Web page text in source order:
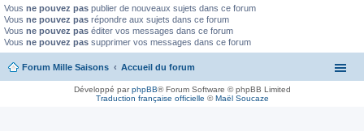
Vous ne pouvez pas publier de nouveaux sujets dans ce forum
Vous ne pouvez pas répondre aux sujets dans ce forum
Vous ne pouvez pas éditer vos messages dans ce forum
Vous ne pouvez pas supprimer vos messages dans ce forum
Forum Mille Saisons Accueil du forum
Développé parphpBB® Forum Software © phpBB Limited
Traduction française officielle ©Maël Soucaze